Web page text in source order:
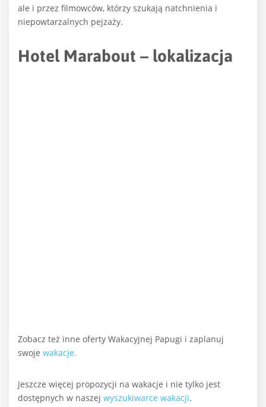
ale i przez filmowców, którzy szukają natchnienia i
niepowtarzalnych pejzaży.
Hotel Marabout – lokalizacja
Zobacz też inne oferty Wakacyjnej Papugi i zaplanuj
swoje wakacje.
Jeszcze więcej propozycji na wakacje i nie tylko jest
dostępnych w naszej wyszukiwarce wakacji.